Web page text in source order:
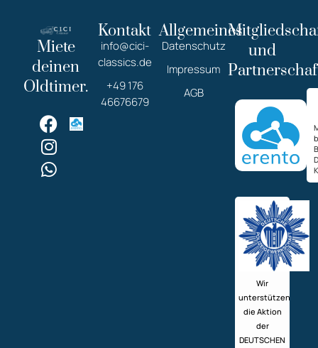
Miete
deinen
Oldtimer.
Kontakt
info@cici-
classics.de
+49 176
46676679
Allgemeines
Datenschutz
Impressum
AGB
und
Wir
unterstützen
die Aktion
der
DEUTSCHEN